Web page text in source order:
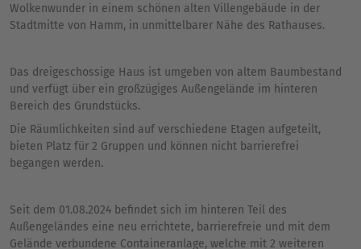
Wolkenwunder in einem schönen alten Villengebäude in der
Stadtmitte von Hamm, in unmittelbarer Nähe des Rathauses.
Das dreigeschossige Haus ist umgeben von altem Baumbestand
und verfügt über ein großzügiges Außengelände im hinteren
Bereich des Grundstücks.
Die Räumlichkeiten sind auf verschiedene Etagen aufgeteilt,
bieten Platz für 2 Gruppen und können nicht barrierefrei
begangen werden.
Seit dem 01.08.2024 befindet sich im hinteren Teil des
Außengeländes eine neu errichtete, barrierefreie und mit dem
Gelände verbundene Containeranlage, welche mit 2 weiteren